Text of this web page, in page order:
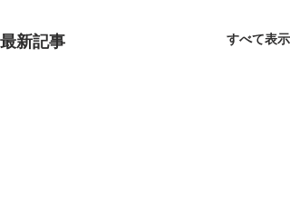
最新記事 すべて表示